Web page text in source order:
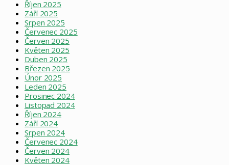
Říjen 2025
Září 2025
Srpen 2025
Červenec 2025
Červen 2025
Květen 2025
Duben 2025
Březen 2025
Únor 2025
Leden 2025
Prosinec 2024
Listopad 2024
Říjen 2024
Září 2024
Srpen 2024
Červenec 2024
Červen 2024
Květen 2024